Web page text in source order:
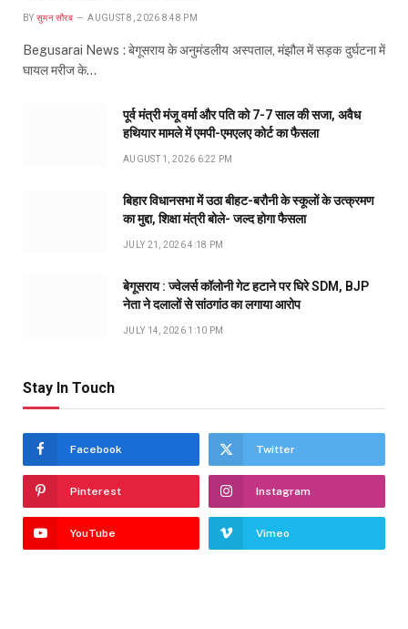
BY सुमन सौरब AUGUST 8, 2026 8:48 PM
Begusarai News : बेगूसराय के अनुमंडलीय अस्पताल, मंझौल में सड़क दुर्घटना में
घायल मरीज के…
पूर्व मंत्री मंजू वर्मा और पति को 7-7 साल की सजा, अवैध
हथियार मामले में एमपी-एमएलए कोर्ट का फैसला
AUGUST 1, 2026 6:22 PM
बिहार विधानसभा में उठा बीहट-बरौनी के स्कूलों के उत्क्रमण
का मुद्दा, शिक्षा मंत्री बोले- जल्द होगा फैसला
JULY 21, 2026 4:18 PM
बेगूसराय : ज्वेलर्स कॉलोनी गेट हटाने पर घिरे SDM, BJP
नेता ने दलालों से सांठगांठ का लगाया आरोप
JULY 14, 2026 1:10 PM
Stay In Touch
Facebook Twitter
Pinterest Instagram
YouTube Vimeo